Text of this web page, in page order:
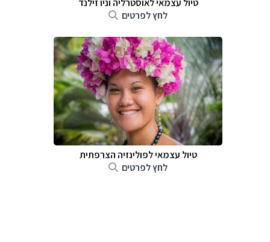
טיול עצמאי לאוסטרליה וניו זילנד
לחץ לפרטים
טיול עצמאי לפולינזיה הצרפתית
לחץ לפרטים